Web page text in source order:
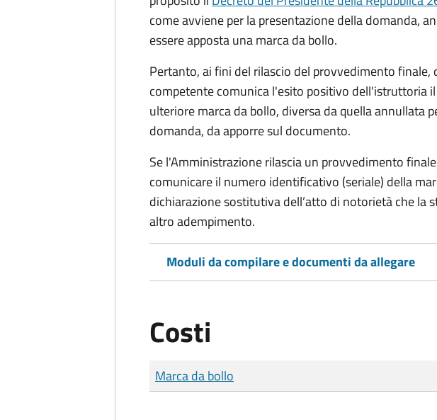
come avviene per la presentazione della domanda,
essere apposta una marca da bollo.
Pertanto, ai fini del rilascio del provvedimento
competente comunica l'esito positivo dell'istruttoria
ulteriore marca da bollo, diversa da quella annullata
domanda, da apporre sul documento.
Se l'Amministrazione rilascia un provvedimento
comunicare il numero identificativo (seriale) della
dichiarazione sostitutiva dell’atto di notorietà che la
altro adempimento.
Moduli da compilare e documenti da allegare
Costi
Tipo di pagamento
Importo
Marca da bollo